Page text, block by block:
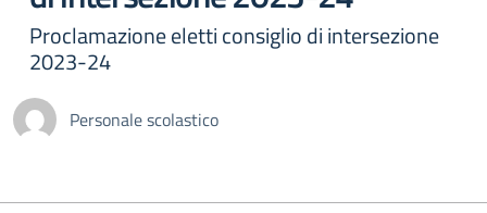
Proclamazione eletti consiglio di intersezione
2023-24
Personale scolastico